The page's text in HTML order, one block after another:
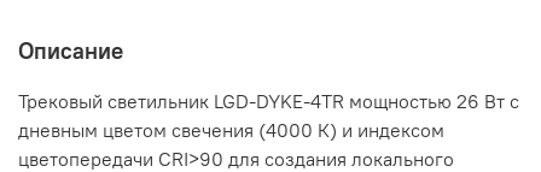
Описание
Трековый светильник LGD-DYKE-4TR мощностью 26 Вт с
дневным цветом свечения (4000 К) и индексом
цветопередачи CRI>90 для создания локального